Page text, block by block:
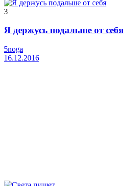
3
Я держусь подальше от себя
5noga
16.12.2016